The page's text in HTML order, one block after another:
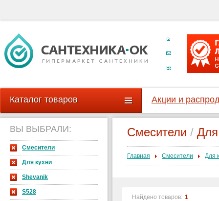
Каталог товаров Акции и
ВЫ ВЫБРАЛИ:
Смесители
Для кухни
Shevanik
S528
Смесители /
Главная Смесители Для
Найдено товаров: 1